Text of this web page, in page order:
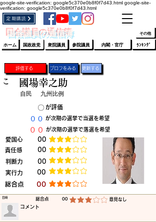
google-site-verification: google5c370e0b8f0f7d43.html google-site-
verification: google5c370e0b8f0f7d43.html
​国会議員の通信簿
定期購読
ホーム 国政政党 衆院議員 参院議員 ﾗﾝｷﾝｸﾞ
内閣・官庁
その他
評価する プロフをみる 更新する
自民 九州比例
​が評価
​が次期の選挙で当選を希望
​が次期の選挙で落選を希望
​愛国心 ​00 平均評価 3 /5
​責任感 ​00 平均評価 3 /5
​判断力 ​00 平均評価 3 /5
​実行力 ​00 平均評価 3 /5
​総合点 ​00 平均評価 3 /5
こ 國場幸之助
​〇​
​００
​００
​総合点 00 平均評価 3 /5 ​意見なし
​日時
​コメント